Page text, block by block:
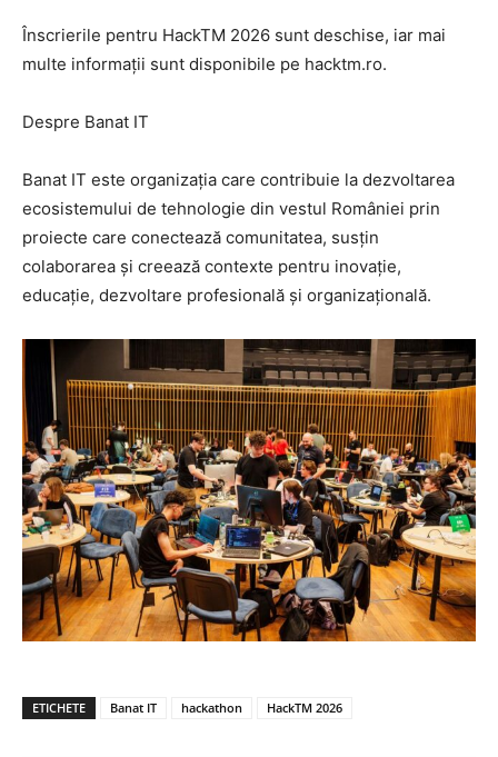
Înscrierile pentru HackTM 2026 sunt deschise, iar mai
multe informații sunt disponibile pe hacktm.ro.
Despre Banat IT
Banat IT este organizația care contribuie la dezvoltarea
ecosistemului de tehnologie din vestul României prin
proiecte care conectează comunitatea, susțin
colaborarea și creează contexte pentru inovație,
educație, dezvoltare profesională și organizațională.
ETICHETE Banat IT hackathon HackTM 2026